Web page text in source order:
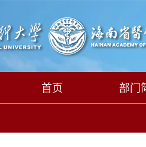
首页 部门